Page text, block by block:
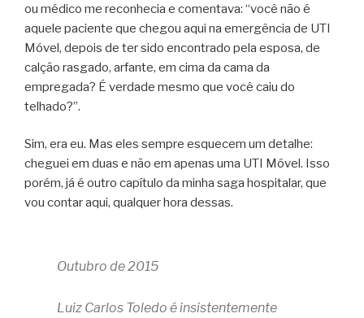
ou médico me reconhecia e comentava: “você não é
aquele paciente que chegou aqui na emergência de UTI
Móvel, depois de ter sido encontrado pela esposa, de
calção rasgado, arfante, em cima da cama da
empregada? É verdade mesmo que você caiu do
telhado?”.
Sim, era eu. Mas eles sempre esquecem um detalhe:
cheguei em duas e não em apenas uma UTI Móvel. Isso
porém, já é outro capítulo da minha saga hospitalar, que
vou contar aqui, qualquer hora dessas.
Outubro de 2015
Luiz Carlos Toledo é insistentemente